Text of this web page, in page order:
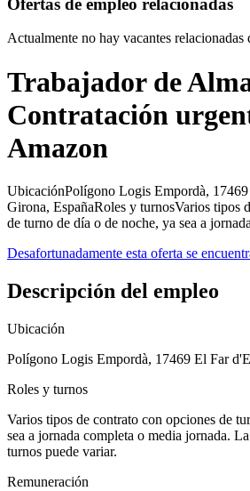
Actualmente no hay vacantes relacionadas
Trabajador de
Contratación
Amazon
UbicaciónPolígono Logis Empordà,
Girona, EspañaRoles y turnosVarios tipos
de turno de día o de noche, ya sea a jornada
Desafortunadamente esta oferta se
Descripción del empleo
Ubicación
Polígono Logis Empordà, 17469 El Far
Roles y turnos
Varios tipos de contrato con opciones de
sea a jornada completa o media jornada.
turnos puede variar.
Remuneración